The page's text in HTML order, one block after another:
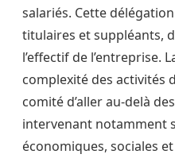
salariés. Cette
titulaires et suppléants,
l’effectif de l’entreprise.
complexité des activités
comité d’aller au-delà
intervenant notamment
économiques, sociales